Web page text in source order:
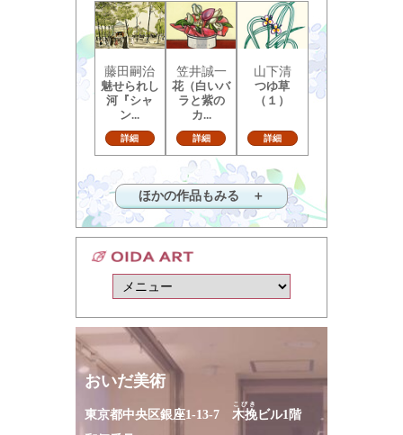
藤田嗣治
魅せられし
河『シャ
ン...
詳細
笠井誠一
花（白いバ
ラと紫の
カ...
詳細
山下清
つゆ草
（１）
詳細
ほかの作品もみる ＋
おいだ美術
東京都中央区銀座1-13-7 木挽
こびき
ビル1階